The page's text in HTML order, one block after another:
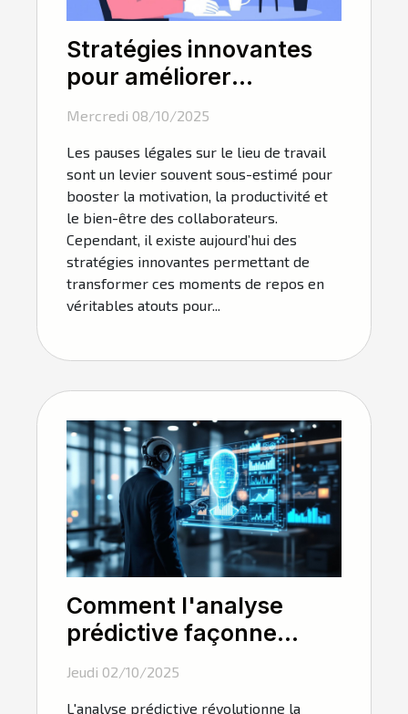
Stratégies innovantes
pour améliorer
légales au travail
Mercredi 08/10/2025
Les pauses légales sur le lieu de travail
sont un levier souvent sous-estimé pour
booster la motivation, la productivité et
le bien-être des collaborateurs.
Cependant, il existe aujourd’hui des
stratégies innovantes permettant de
transformer ces moments de repos en
véritables atouts pour...
Comment l'analyse
prédictive façonne
l'avenir des PME ?
Jeudi 02/10/2025
L'analyse prédictive révolutionne la